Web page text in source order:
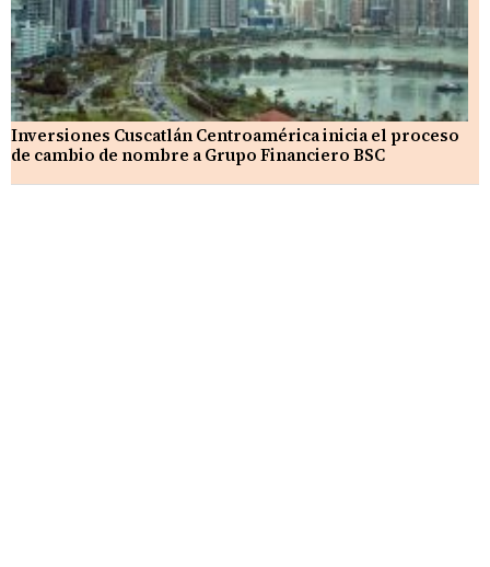
Inversiones Cuscatlán Centroamérica inicia el proceso
de cambio de nombre a Grupo Financiero BSC